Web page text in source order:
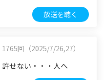
放送を聴く
1765回（2025/7/26,27）
許せない・・・人へ